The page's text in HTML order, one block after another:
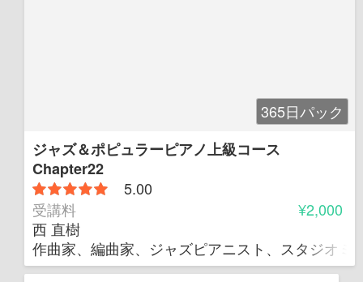
365日パック
ジャズ＆ポピュラーピアノ上級コース
Chapter22
5.00
受講料
¥2,000
西 直樹
作曲家、編曲家、ジャズピアニスト、スタジオミ